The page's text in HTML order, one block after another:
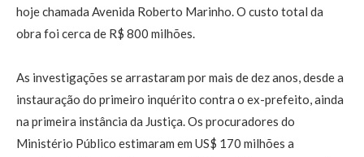
hoje chamada Avenida Roberto Marinho. O custo total da
obra foi cerca de R$ 800 milhões.
As investigações se arrastaram por mais de dez anos, desde a
instauração do primeiro inquérito contra o ex-prefeito, ainda
na primeira instância da Justiça. Os procuradores do
Ministério Público estimaram em US$ 170 milhões a